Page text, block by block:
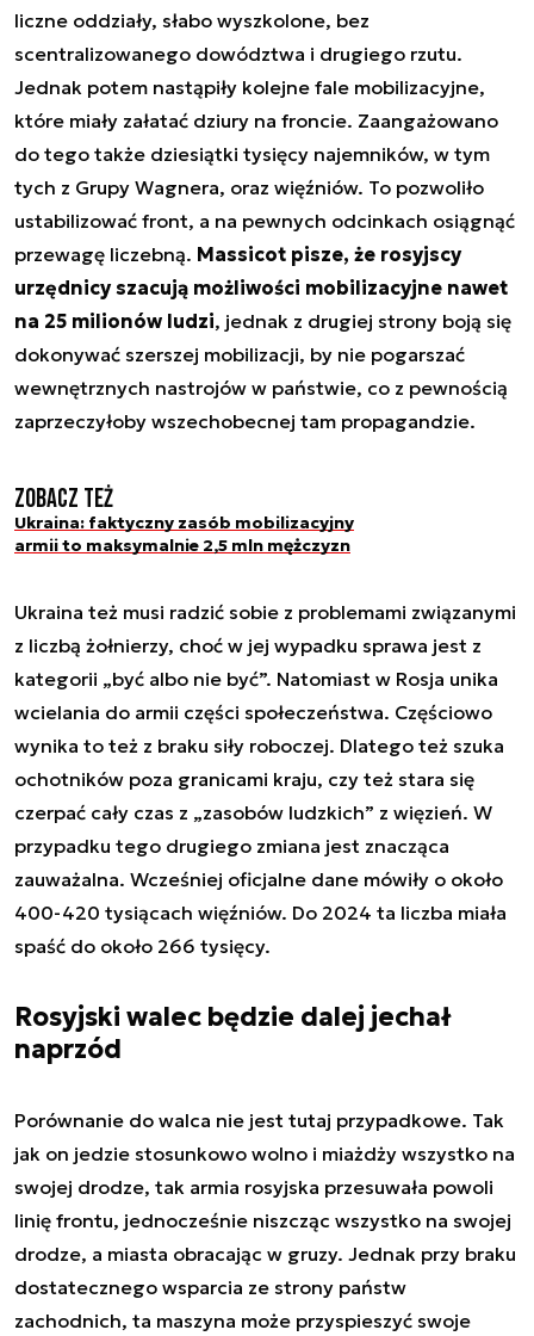
liczne oddziały, słabo wyszkolone, bez
scentralizowanego dowództwa i drugiego rzutu.
Jednak potem nastąpiły kolejne fale mobilizacyjne,
które miały załatać dziury na froncie. Zaangażowano
do tego także dziesiątki tysięcy najemników, w tym
tych z Grupy Wagnera, oraz więźniów. To pozwoliło
ustabilizować front, a na pewnych odcinkach osiągnąć
przewagę liczebną. Massicot pisze, że rosyjscy
urzędnicy szacują możliwości mobilizacyjne nawet
na 25 milionów ludzi, jednak z drugiej strony boją się
dokonywać szerszej mobilizacji, by nie pogarszać
wewnętrznych nastrojów w państwie, co z pewnością
zaprzeczyłoby wszechobecnej tam propagandzie.
Zobacz też
Ukraina: faktyczny zasób mobilizacyjny
armii to maksymalnie 2,5 mln mężczyzn
Ukraina też musi radzić sobie z problemami związanymi
z liczbą żołnierzy, choć w jej wypadku sprawa jest z
kategorii „być albo nie być”. Natomiast w Rosja unika
wcielania do armii części społeczeństwa. Częściowo
wynika to też z braku siły roboczej. Dlatego też szuka
ochotników poza granicami kraju, czy też stara się
czerpać cały czas z „zasobów ludzkich” z więzień. W
przypadku tego drugiego zmiana jest znacząca
zauważalna. Wcześniej oficjalne dane mówiły o około
400-420 tysiącach więźniów. Do 2024 ta liczba miała
spaść do około 266 tysięcy.
Rosyjski walec będzie dalej jechał
naprzód
Porównanie do walca nie jest tutaj przypadkowe. Tak
jak on jedzie stosunkowo wolno i miażdży wszystko na
swojej drodze, tak armia rosyjska przesuwała powoli
linię frontu, jednocześnie niszcząc wszystko na swojej
drodze, a miasta obracając w gruzy. Jednak przy braku
dostatecznego wsparcia ze strony państw
zachodnich, ta maszyna może przyspieszyć swoje